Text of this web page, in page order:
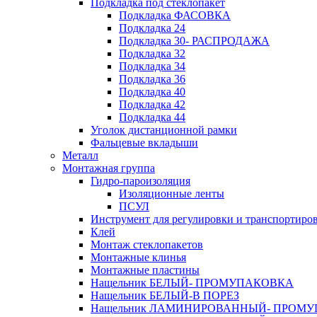
Подкладка ФАСОВКА
Подкладка 24
Подкладка 30- РАСПРОДАЖА
Подкладка 32
Подкладка 34
Подкладка 36
Подкладка 40
Подкладка 42
Подкладка 44
Уголок дистанционной рамки
Фальцевые вкладыши
Металл
Монтажная группа
Гидро-пароизоляция
Изоляционные ленты
ПСУЛ
Инструмент для регулировки и
Клей
Монтаж стеклопакетов
Монтажные клинья
Монтажные пластины
Нащельник БЕЛЫЙ- ПРОМУПАКОВКА
Нащельник БЕЛЫЙ-В ПОРЕЗ
Нащельник ЛАМИНИРОВАННЫЙ-